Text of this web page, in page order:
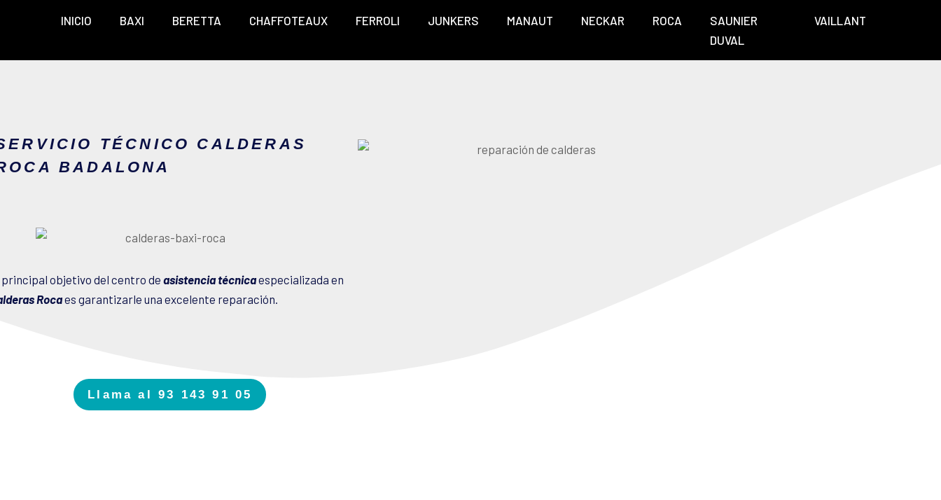
INICIO BAXI BERETTA CHAFFOTEAUX FERROLI JUNKERS MANAUT NECKAR ROCA
SAUNIER
DUVAL
VAILLANT
TÉCNICO CALDERAS
BADALONA
principal objetivo del centro de asistencia técnicaespecializada en
Rocaes garantizarle una excelente reparación.
Llama al 93 143 91 05